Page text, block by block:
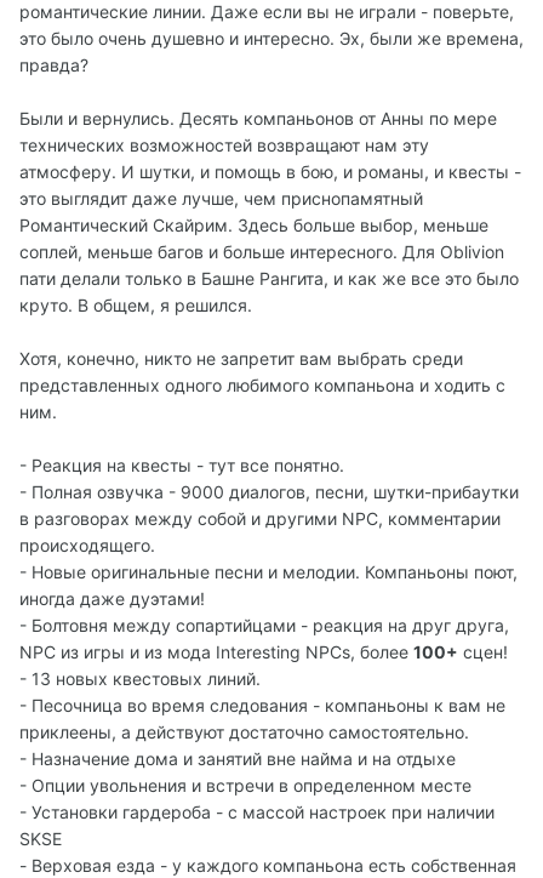
романтические линии. Даже если вы не играли - поверьте,
это было очень душевно и интересно. Эх, были же времена,
правда?
Были и вернулись. Десять компаньонов от Анны по мере
технических возможностей возвращают нам эту
атмосферу. И шутки, и помощь в бою, и романы, и квесты -
это выглядит даже лучше, чем приснопамятный
Романтический Скайрим. Здесь больше выбор, меньше
соплей, меньше багов и больше интересного. Для Oblivion
пати делали только в Башне Рангита, и как же все это было
круто. В общем, я решился.
Хотя, конечно, никто не запретит вам выбрать среди
представленных одного любимого компаньона и ходить с
ним.
- Реакция на квесты - тут все понятно.
- Полная озвучка - 9000 диалогов, песни, шутки-прибаутки
в разговорах между собой и другими NPC, комментарии
происходящего.
- Новые оригинальные песни и мелодии. Компаньоны поют,
иногда даже дуэтами!
- Болтовня между сопартийцами - реакция на друг друга,
NPC из игры и из мода Interesting NPCs, более 100+ сцен!
- 13 новых квестовых линий.
- Песочница во время следования - компаньоны к вам не
приклеены, а действуют достаточно самостоятельно.
- Назначение дома и занятий вне найма и на отдыхе
- Опции увольнения и встречи в определенном месте
- Установки гардероба - с массой настроек при наличии
SKSE
- Верховая езда - у каждого компаньона есть собственная